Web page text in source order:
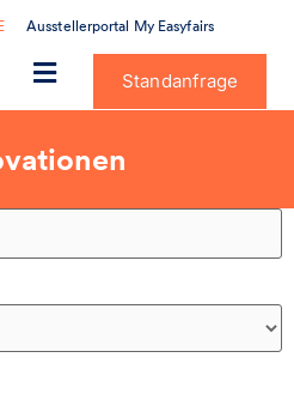
Ausstellerportal My Easyfairs
Standanfrage